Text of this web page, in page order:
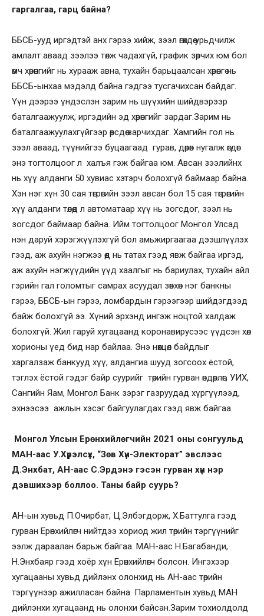
гаргалгаа, гарц байна?
ББСБ-ууд иргэдтэй анх гэрээ хийж, зээл өгөхдөө урьдчилж
амлалт аваад зээлээ төлж чадахгүй, график зөрчих юм бол
өмч хөрөнгийг нь хурааж авна, тухайн барьцаалсан хөрөнгө нь
ББСБ-ынхаа мэдэлд байна гэдгээ тусгачихсан байдаг.
Үүн дээрээ үндэслэн зарим нь шүүхийн шийдвэрээр
баталгаажуулж, иргэдийн эд хөрөнгийг зардаг.Зарим нь
баталгаажуулахгүйгээр өөрсдөө зарчихдаг. Хамгийн гол нь
зээл аваад, түүнийгээ буцаагаад гурав, дөрөв нугалж өгдөг
энэ тогтолцоог л халъя гэж байгаа юм. Авсан зээлийнх
нь хүү алданги 50 хувиас хэтэрч болохгүй баймаар байна.
Хэн нэг хүн 30 сая төгрөгийн зээл авсан бол 15 сая төгрөгийн
хүү алданги төлөөд л автоматаар хүү нь зогсдог, зээл нь
зогсдог баймаар байна. Ийм тогтолцоог Монгол Улсад
нэн даруй хэрэгжүүлэхгүй бол амьжиргаагаа дээшлүүлэх
гээд, аж ахуйн нэгжээ өөд нь татах гээд явж байгаа иргэд,
аж ахуйн нэгжүүдийн үүд хаалгыг нь бариулах, тухайн айл
гэрийн гал голомтыг самрах асуудал зөвхөн нэг банкны
гэрээ, ББСБ-ын гэрээ, ломбардын гэрээгээр шийдэгдээд
байж болохгүй ээ. Хүний эрхэнд ингэж ноцтой халдаж
болохгүй. Жил гаруй хугацаанд коронавирусээс үүдсэн хөл
хорионы үед бид нар байлаа. Энэ нөхцөл байдлыг
харгалзаж банкууд хүү, алдангиа шууд зогсоох ёстой,
тэглэх ёстой гэдэг байр суурийг төрийн гурван өндөрлөг, УИХ,
Сангийн Яам, Монгол Банк зэрэг газруудад хүргүүлээд,
эхнээсээ ажлын хэсэг байгуулагдах гээд явж байгаа.
Монгол Улсын Ерөнхийлөгчийн 2021 оны сонгуульд
МАН-аас У.Хүрэлсүх, “Зөв Хүн-Электорат” эвслээс
Д.Энхбат, АН-аас С.Эрдэнэ гэсэн гурван хүн нэр
дэвшихээр боллоо. Таны байр суурь?
АН-ын хувьд П.Очирбат, Ц.Элбэгдорж, Х.Баттулга гээд
гурван Ерөнхийлөгч нийтдээ хориод жил төрийн тэргүүнийг
ээлж дараалан барьж байгаа. МАН-аас Н.Багабанди,
Н.Энхбаяр гээд хоёр хүн Ерөнхийлөгч болсон. Ингэхээр
хугацааны хувьд дийлэнх олонхид нь АН-аас төрийн
тэргүүнээр ажилласан байна. Парламентын хувьд МАН
дийлэнхи хугацаанд нь олонхи байсан.Зарим тохиолдолд